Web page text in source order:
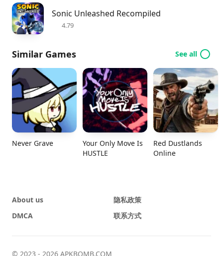
Sonic Unleashed Recompiled
4.79
Similar Games See all
Never Grave
Your Only Move Is
HUSTLE
Red Dustlands
Online
About us
隐私政策
DMCA
联系方式
© 2023 - 2026 APKBOMB.COM